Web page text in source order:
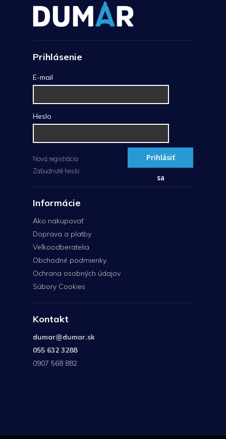
Prihlásenie
E-mail
Heslo
Prihlásiť
sa
Nová registrácia
Zabudnuté heslo
Informácie
Ako nakupovať
Doprava a platby
Veľkoodberatelia
Obchodné podmienky
Ochrana osobných údajov
Súbory Cookies
Kontakt
dumar@dumar.sk
055 632 3288
0907 568 882
568